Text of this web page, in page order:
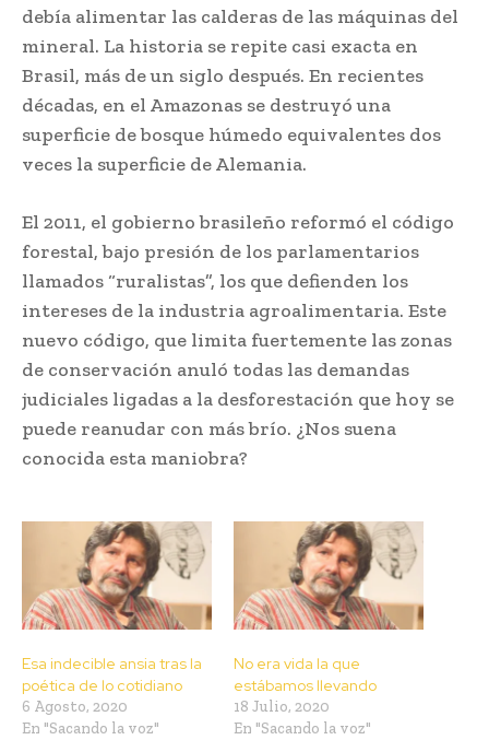
debía alimentar las calderas de las máquinas del
mineral. La historia se repite casi exacta en
Brasil, más de un siglo después. En recientes
décadas, en el Amazonas se destruyó una
superficie de bosque húmedo equivalentes dos
veces la superficie de Alemania.
El 2011, el gobierno brasileño reformó el código
forestal, bajo presión de los parlamentarios
llamados “ruralistas”, los que defienden los
intereses de la industria agroalimentaria. Este
nuevo código, que limita fuertemente las zonas
de conservación anuló todas las demandas
judiciales ligadas a la desforestación que hoy se
puede reanudar con más brío. ¿Nos suena
conocida esta maniobra?
Esa indecible ansia tras la
poética de lo cotidiano
6 Agosto, 2020
En "Sacando la voz"
No era vida la que
estábamos llevando
18 Julio, 2020
En "Sacando la voz"